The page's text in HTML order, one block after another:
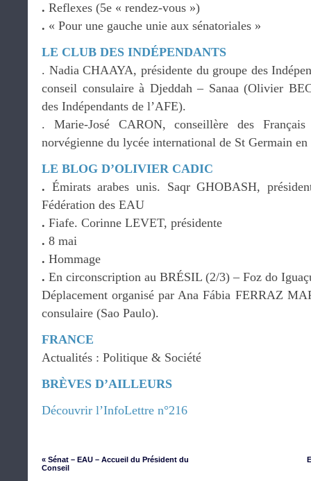
. Reflexes (5e « rendez-vous »)
. « Pour une gauche unie aux sénatoriales »
LE CLUB DES INDÉPENDANTS
. Nadia CHAAYA, présidente du groupe des
conseil consulaire à Djeddah – Sanaa (Olivier
des Indépendants de l’AFE).
. Marie-José CARON, conseillère des
norvégienne du lycée international de St Germain
LE BLOG D’OLIVIER CADIC
. Émirats arabes unis. Saqr GHOBASH,
Fédération des EAU
. Fiafe. Corinne LEVET, présidente
. 8 mai
. Hommage
. En circonscription au BRÉSIL (2/3) – Foz do
Déplacement organisé par Ana Fábia FERRAZ
consulaire (Sao Paulo).
FRANCE
Actualités : Politique & Société
BRÈVES D’AILLEURS
Découvrir l’InfoLettre n°216
« Sénat – EAU – Accueil du Président du
Conseil